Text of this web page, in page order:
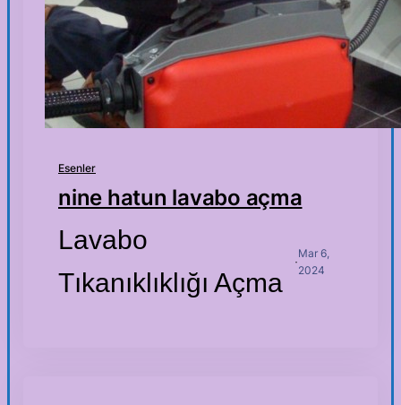
Esenler
nine hatun lavabo açma
Lavabo
Tıkanıklıklığı Açma
·
Mar 6,
2024